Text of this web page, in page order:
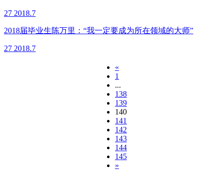
27 2018.7
2018届毕业生陈万里：“我一定要成为所在领域的大师”
27 2018.7
«
1
...
138
139
140
141
142
143
144
145
»